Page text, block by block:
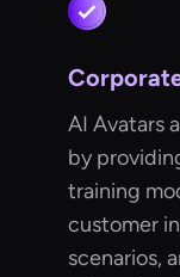
AI Avatars
by
training
customer
scenarios,